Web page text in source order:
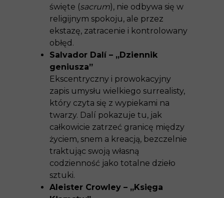
święte (sacrum), nie odbywa się w
religijnym spokoju, ale przez
ekstazę, zatracenie i kontrolowany
obłęd.
Salvador Dalí – „Dziennik
geniusza”
Ekscentryczny i prowokacyjny
zapis umysłu wielkiego surrealisty,
który czyta się z wypiekami na
twarzy. Dalí pokazuje tu, jak
całkowicie zatrzeć granicę między
życiem, snem a kreacją, bezczelnie
traktując swoją własną
codzienność jako totalne dzieło
sztuki.
Aleister Crowley – „Księga